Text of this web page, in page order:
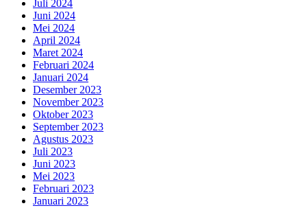
Juli 2024
Juni 2024
Mei 2024
April 2024
Maret 2024
Februari 2024
Januari 2024
Desember 2023
November 2023
Oktober 2023
September 2023
Agustus 2023
Juli 2023
Juni 2023
Mei 2023
Februari 2023
Januari 2023